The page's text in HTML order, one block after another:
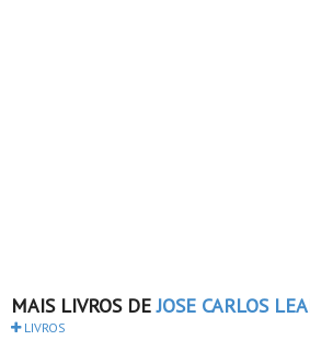
MAIS LIVROS DEJOSE CARLOS
LIVROS